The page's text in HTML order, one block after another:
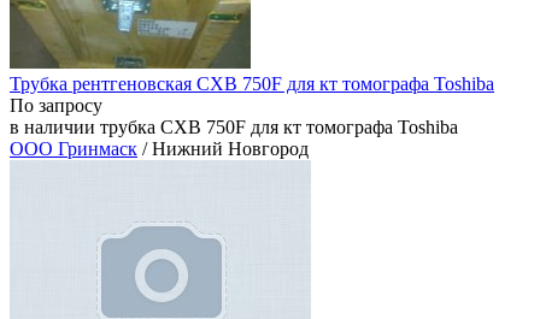
Трубка рентгеновская CXB 750F для кт томографа Toshiba
По запросу
в наличии трубка CXB 750F для кт томографа Toshiba
ООО Гринмаск / Нижний Новгород